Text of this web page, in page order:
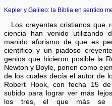
Kepler y Galileo: la Biblia en sentido
Los creyentes cristianos que
ciencia han venido utilizando
manido aforismo de que es
científico y un piadoso
genios que hicieron posible la
Newton y Boyle, ponen como
de los cuales decía el autor de
Robert Hook, con fecha 15
subido para lograr ver más
los tres, el que más se